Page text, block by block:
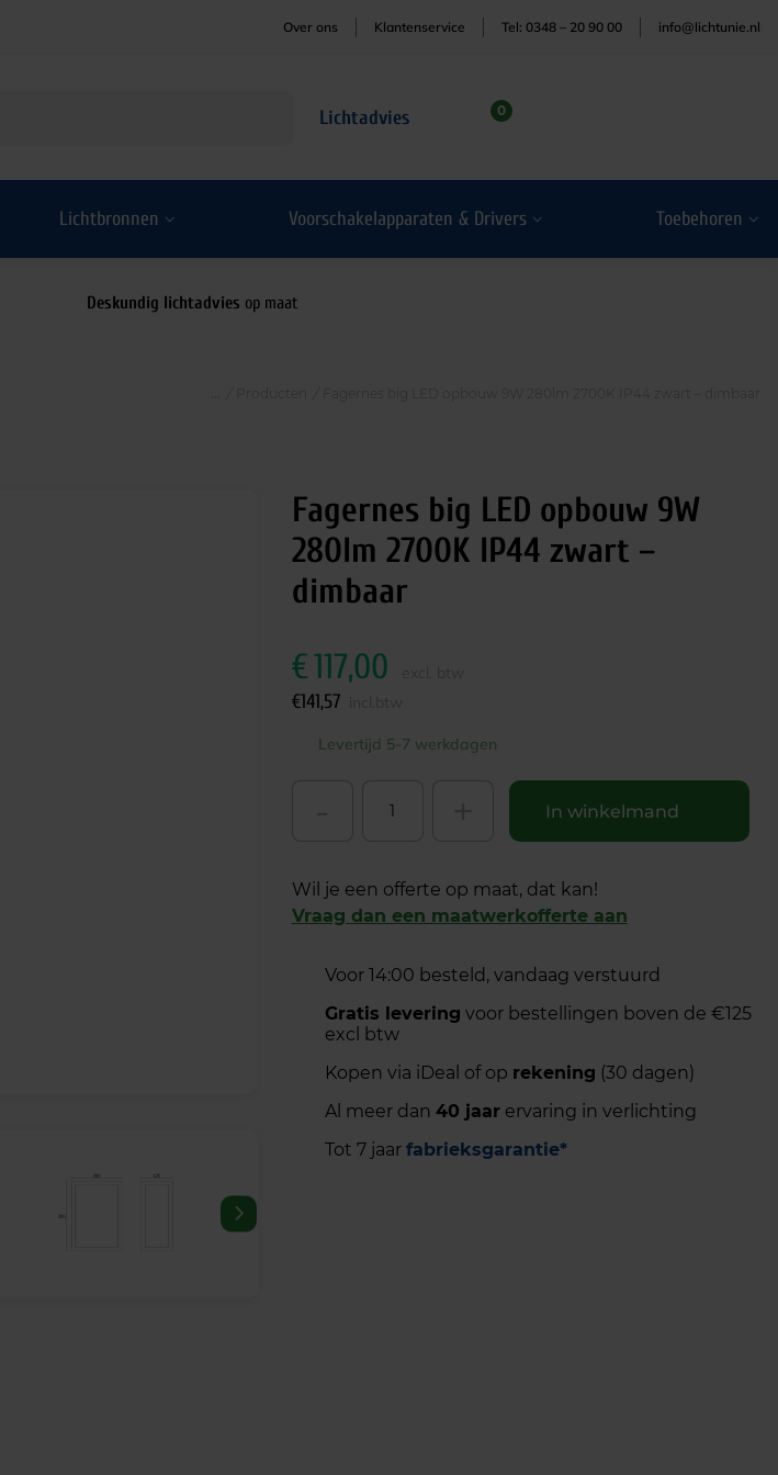
Over ons Klantenservice Tel: 0348 – 20 90 00 info@lichtunie.nl
Lichtadvies 0
Lichtbronnen Voorschakelapparaten & Drivers Toebehoren
Deskundig lichtadvies op maat
Fagernes big LED opbouw 9W
280lm 2700K IP44 zwart –
dimbaar
€117,00
€141,57
Levertijd 5-7 werkdagen
In winkelmand
Wil je een offerte op maat, dat kan!
Vraag dan een maatwerkofferte aan
Voor 14:00 besteld, vandaag verstuurd
Gratis levering voor bestellingen boven de €125
excl btw
Kopen via iDeal of op rekening (30 dagen)
Al meer dan 40 jaarervaring in verlichting
Tot 7 jaar fabrieksgarantie*